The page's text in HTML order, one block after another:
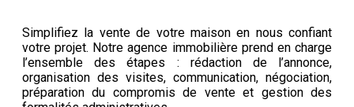
Simplifiez la vente de votre maison en nous confiant
votre projet. Notre agence immobilière prend en charge
l’ensemble des étapes : rédaction de l’annonce,
organisation des visites, communication, négociation,
préparation du compromis de vente et gestion des